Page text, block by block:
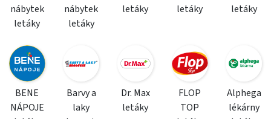
nábytek
letáky
nábytek
letáky
letáky
letáky
letáky
BENE
NÁPOJE
Barvy a
laky
Dr. Max
letáky
FLOP
TOP
Alphega
lékárny